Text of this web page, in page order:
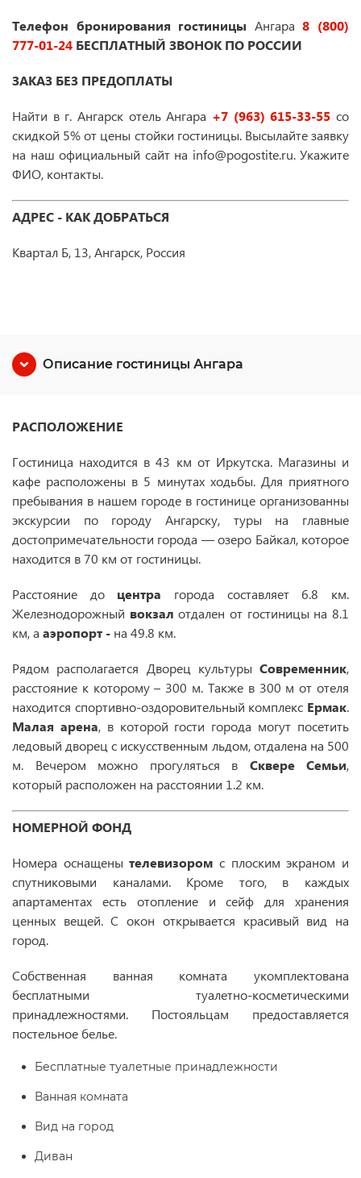
Телефон бронирования гостиницы Ангара 8 (800)
777-01-24 БЕСПЛАТНЫЙ ЗВОНОК ПО РОССИИ
ЗАКАЗ БЕЗ ПРЕДОПЛАТЫ
Найти в г. Ангарск отель Ангара +7 (963) 615-33-55 со
скидкой 5% от цены стойки гостиницы. Высылайте заявку
на наш официальный сайт на info@pogostite.ru. Укажите
ФИО, контакты.
АДРЕС - КАК ДОБРАТЬСЯ
Квартал Б, 13, Ангарск, Россия
Описание гостиницы Ангара
РАСПОЛОЖЕНИЕ
Гостиница находится в 43 км от Иркутска. Магазины и
кафе расположены в 5 минутах ходьбы. Для приятного
пребывания в нашем городе в гостинице организованны
экскурсии по городу Ангарску, туры на главные
достопримечательности города — озеро Байкал, которое
находится в 70 км от гостиницы.
Расстояние доцентра города составляет 6.8 км.
Железнодорожный вокзал отдален от гостиницы на 8.1
км, а аэропорт - на 49.8 км.
Рядом располагается Дворец культуры Современник,
расстояние к которому – 300 м. Также в 300 м от отеля
находится спортивно-оздоровительный комплекс Ермак.
Малая арена, в которой гости города могут посетить
ледовый дворец с искусственным льдом, отдалена на 500
м. Вечером можно прогуляться в Сквере Семьи,
который расположен на расстоянии 1.2 км.
НОМЕРНОЙ ФОНД
Номера оснащенытелевизором с плоским экраном и
спутниковыми каналами. Кроме того, в каждых
апартаментах есть отопление и сейф для хранения
ценных вещей. С окон открывается красивый вид на
город.
Собственная ванная комната укомплектована
бесплатными туалетно-косметическими
принадлежностями. Постояльцам предоставляется
постельное белье.
Бесплатные туалетные принадлежности
Ванная комната
Вид на город
Диван